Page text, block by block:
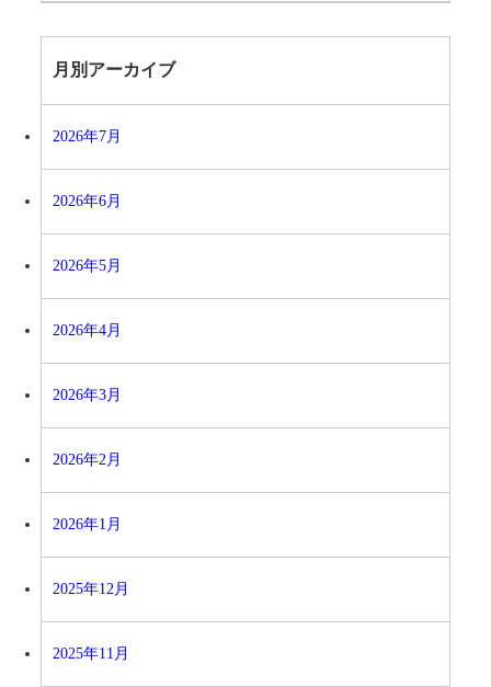
月別アーカイブ
2026年7月
2026年6月
2026年5月
2026年4月
2026年3月
2026年2月
2026年1月
2025年12月
2025年11月